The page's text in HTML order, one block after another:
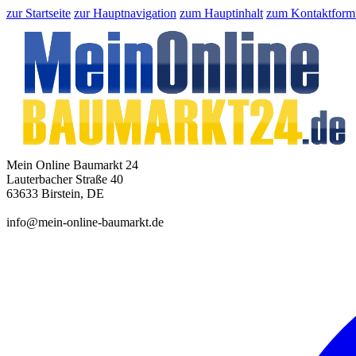
zur Startseite zur Hauptnavigation zum Hauptinhalt zum
Mein Online Baumarkt 24
Lauterbacher Straße 40
63633 Birstein, DE
info@mein-online-baumarkt.de